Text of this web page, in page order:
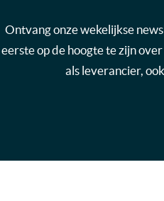
Ontvang onze wekelijkse
eerste op de hoogte te zijn
als leverancier,